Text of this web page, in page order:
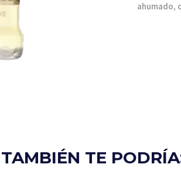
ahumado,
TAMBIÉN TE